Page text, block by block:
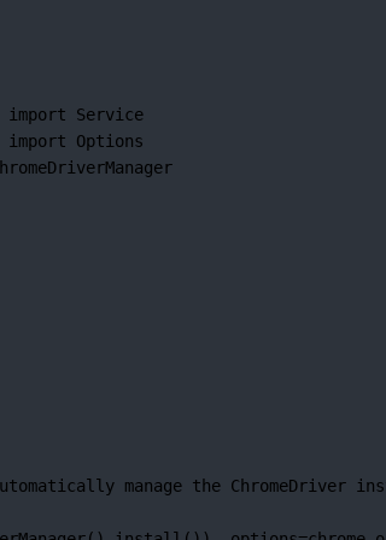
import Service
import Options
manage the ChromeDriver